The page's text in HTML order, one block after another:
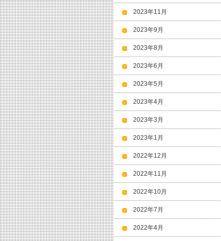
2023年11月
2023年9月
2023年8月
2023年6月
2023年5月
2023年4月
2023年3月
2023年1月
2022年12月
2022年11月
2022年10月
2022年7月
2022年4月